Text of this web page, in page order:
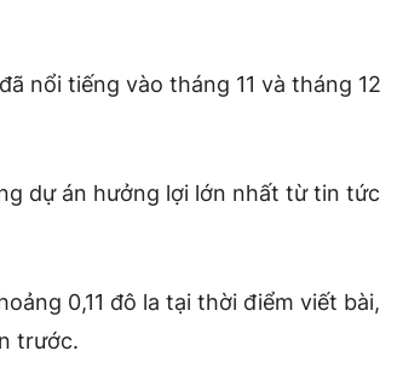
nổi tiếng vào tháng 11 và tháng 12
dự án hưởng lợi lớn nhất từ tin tức
0,11 đô la tại thời điểm viết bài,
trước.